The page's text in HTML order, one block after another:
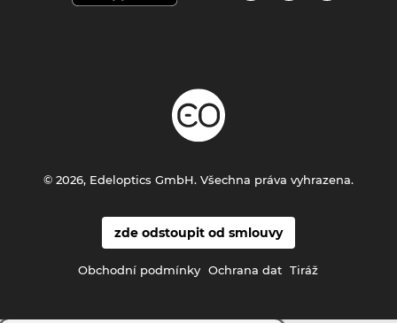
zde odstoupit od smlouvy
Obchodní podmínky Ochrana dat Tiráž
© 2026, Edeloptics GmbH. Všechna práva vyhrazena.